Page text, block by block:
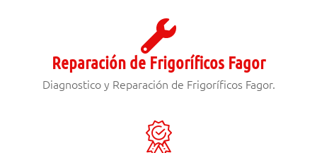
Reparación de Frigoríficos Fagor
Diagnostico y Reparación de Frigoríficos Fagor.